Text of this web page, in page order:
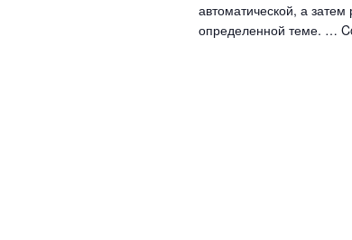
автоматической, а
определенной теме. …